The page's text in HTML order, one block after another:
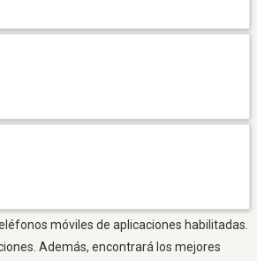
móviles de aplicaciones habilitadas.
Además, encontrará los mejores